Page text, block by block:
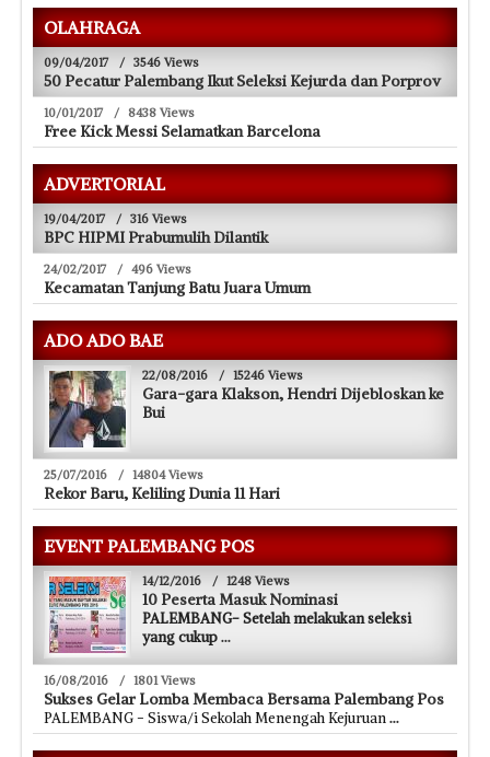
OLAHRAGA
09/04/2017 / 3546 Views
50 Pecatur Palembang Ikut Seleksi Kejurda dan Porprov
10/01/2017 / 8438 Views
Free Kick Messi Selamatkan Barcelona
ADVERTORIAL
19/04/2017 / 316 Views
BPC HIPMI Prabumulih Dilantik
24/02/2017 / 496 Views
Kecamatan Tanjung Batu Juara Umum
ADO ADO BAE
22/08/2016 / 15246 Views
Gara-gara Klakson, Hendri Dijebloskan ke
Bui
25/07/2016 / 14804 Views
Rekor Baru, Keliling Dunia 11 Hari
EVENT PALEMBANG POS
14/12/2016 / 1248 Views
10 Peserta Masuk Nominasi
PALEMBANG- Setelah melakukan seleksi
yang cukup...
16/08/2016 / 1801 Views
Sukses Gelar Lomba Membaca Bersama Palembang Pos
PALEMBANG - Siswa/i Sekolah Menengah Kejuruan...